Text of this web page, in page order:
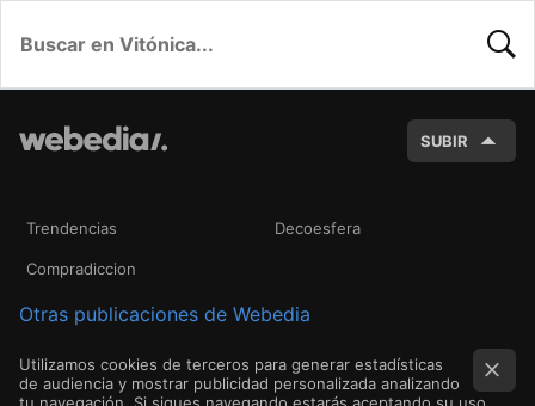
SUBIR
Trendencias Decoesfera
Compradiccion
Otras publicaciones de Webedia
Utilizamos cookies de terceros para generar estadísticas
de audiencia y mostrar publicidad personalizada analizando